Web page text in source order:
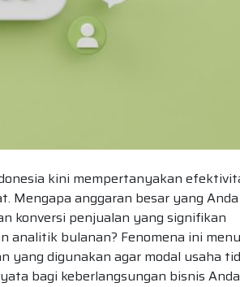
kini mempertanyakan
Mengapa anggaran besar yang Anda
konversi penjualan yang signifikan
analitik bulanan? Fenomena ini
yang digunakan agar modal usaha
bagi keberlangsungan bisnis